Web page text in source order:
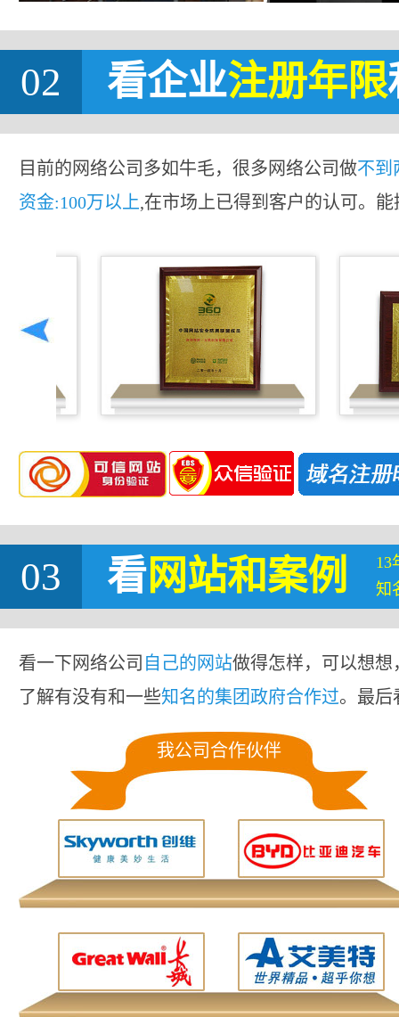
02 看企业注册年限
目前的网络公司多如牛毛，很多网络公司做不到
资金:100万以上,在市场上已得到客户的认可。
03 看网站和案例
13
知
看一下网络公司 自己的网站做得怎样，可以想
了解有没有和一些知名的集团政府合作过。最后
我公司合作伙伴